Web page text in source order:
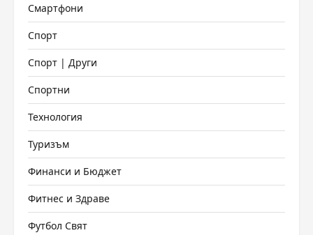
Смартфони
Спорт
Спорт | Други
Спортни
Технология
Туризъм
Финанси и Бюджет
Фитнес и Здраве
Футбол Свят